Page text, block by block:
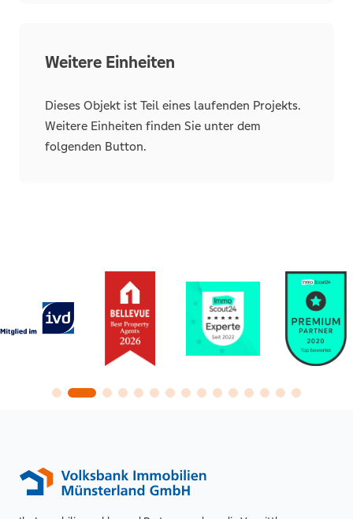
Weitere Einheiten
Dieses Objekt ist Teil eines laufenden Projekts.
Weitere Einheiten finden Sie unter dem
folgenden Button.